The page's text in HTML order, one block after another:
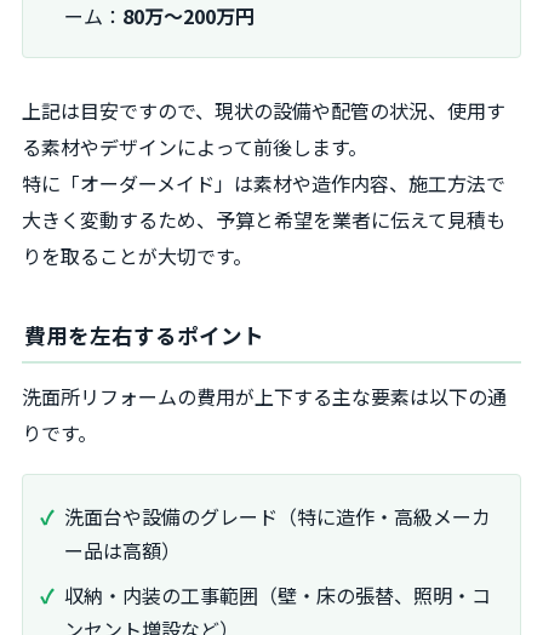
ーム： 80万〜200万円
上記は目安ですので、現状の設備や配管の状況、使用す
る素材やデザインによって前後します。
特に「オーダーメイド」は素材や造作内容、施工方法で
大きく変動するため、予算と希望を業者に伝えて見積も
りを取ることが大切です。
費用を左右するポイント
洗面所リフォームの費用が上下する主な要素は以下の通
りです。
洗面台や設備のグレード（特に造作・高級メーカ
ー品は高額）
収納・内装の工事範囲（壁・床の張替、照明・コ
ンセント増設など）